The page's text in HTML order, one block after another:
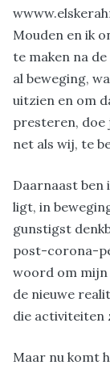
Mouden en ik
te maken na
al beweging,
uitzien en om
presteren, doe
net als wij, te
Daarnaast ben
ligt, in
gunstigst
post-corona-
woord om mijn
de nieuwe
die activiteiten
Maar nu komt